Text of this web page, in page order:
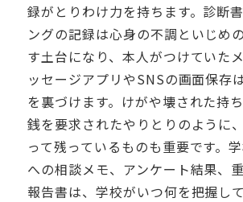
録がとりわけ力を持ちます。診断
ングの記録は心身の不調といじめ
す土台になり、本人がつけていた
ッセージアプリやSNSの画面保存
を裏づけます。けがや壊された持
銭を要求されたやりとりのように
って残っているものも重要です。
への相談メモ、アンケート結果、
報告書は、学校がいつ何を把握し